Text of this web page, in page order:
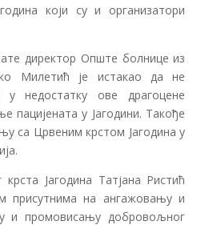
који су и организатори
директор Опште болнице из
Милетић је истакао да не
у недостатку ове драгоцене
пацијената у Јагодини. Такође
са Црвеним крстом Јагодина у
Јагодина Татјана Ристић
присутнима на ангажовању и
и промовисању добровољног